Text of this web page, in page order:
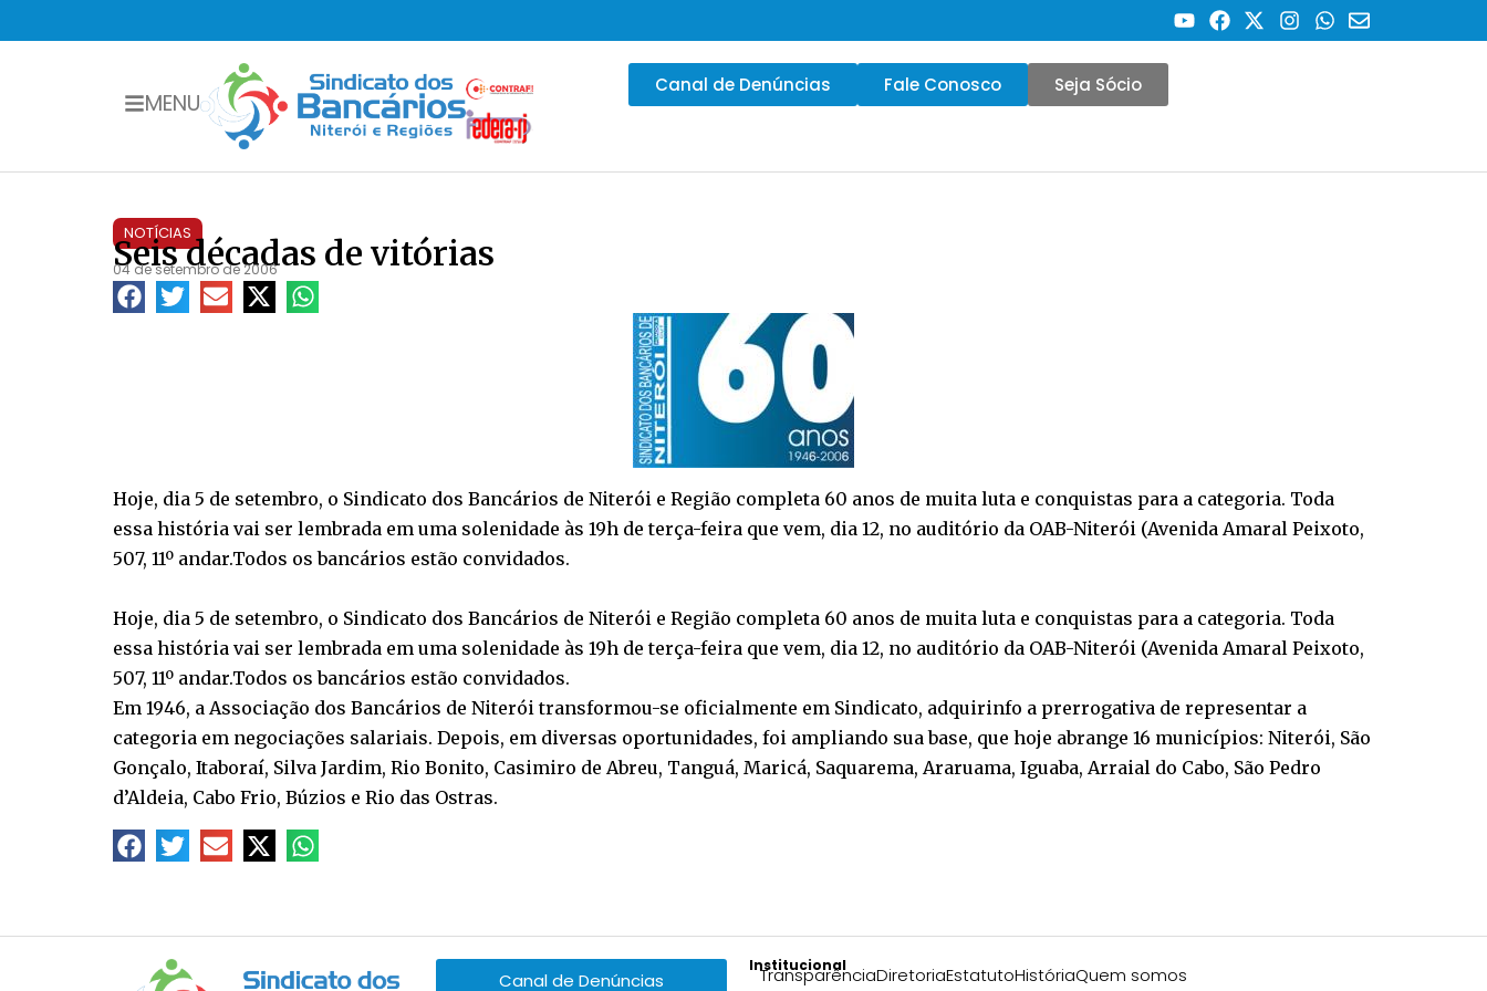
MENU
Canal de Denúncias Fale Conosco Seja Sócio
NOTÍCIAS
Seis décadas de vitórias
04 de setembro de 2006
Hoje, dia 5 de setembro, o Sindicato dos Bancários de Niterói e Região completa 60 anos de muita luta e conquistas para a categoria. Toda
essa história vai ser lembrada em uma solenidade às 19h de terça-feira que vem, dia 12, no auditório da OAB-Niterói (Avenida Amaral Peixoto,
507, 11º andar.Todos os bancários estão convidados.
Hoje, dia 5 de setembro, o Sindicato dos Bancários de Niterói e Região completa 60 anos de muita luta e conquistas para a categoria. Toda
essa história vai ser lembrada em uma solenidade às 19h de terça-feira que vem, dia 12, no auditório da OAB-Niterói (Avenida Amaral Peixoto,
507, 11º andar.Todos os bancários estão convidados.
Em 1946, a Associação dos Bancários de Niterói transformou-se oficialmente em Sindicato, adquirinfo a prerrogativa de representar a
categoria em negociações salariais. Depois, em diversas oportunidades, foi ampliando sua base, que hoje abrange 16 municípios: Niterói, São
Gonçalo, Itaboraí, Silva Jardim, Rio Bonito, Casimiro de Abreu, Tanguá, Maricá, Saquarema, Araruama, Iguaba, Arraial do Cabo, São Pedro
d’Aldeia, Cabo Frio, Búzios e Rio das Ostras.
Canal de Denúncias
Institucional
TransparênciaDiretoriaEstatutoHistóriaQuem somos